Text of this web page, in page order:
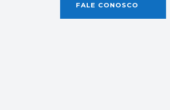
FALE CONOSCO